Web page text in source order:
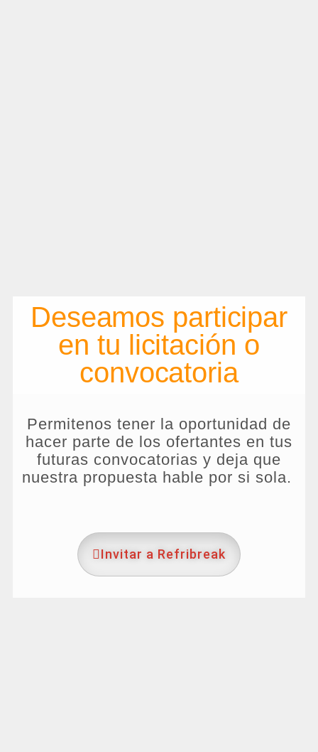
Deseamos participar
en tu licitación o
convocatoria
Permitenos tener la oportunidad de
hacer parte de los ofertantes en tus
futuras convocatorias y deja que
nuestra propuesta hable por si sola.
Invitar a Refribreak